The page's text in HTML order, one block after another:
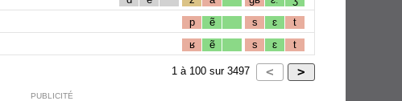
p ẽ s ɛ t
ʁ ẽ s ɛ t
1 à 100 sur 3497
PUBLICITÉ